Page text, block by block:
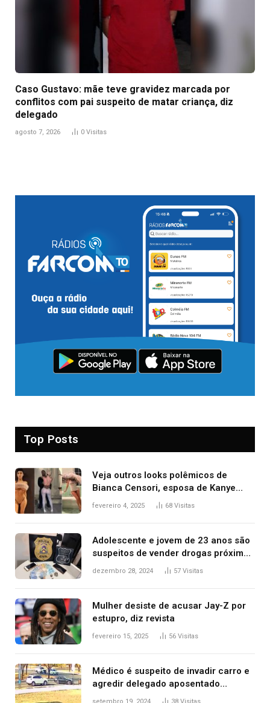
Caso Gustavo: mãe teve gravidez marcada por
conflitos com pai suspeito de matar criança, diz
delegado
agosto 7, 2026 0 Visitas
Top Posts
Veja outros looks polêmicos de
Bianca Censori, esposa de Kanye
West que apareceu nua no Grammy
fevereiro 4, 2025 68 Visitas
Adolescente e jovem de 23 anos são
suspeitos de vender drogas próximo
de delegacia e escola, diz polícia
dezembro 28, 2024 57 Visitas
Mulher desiste de acusar Jay-Z por
estupro, diz revista
fevereiro 15, 2025 56 Visitas
Médico é suspeito de invadir carro e
agredir delegado aposentado
durante confusão no trânsito